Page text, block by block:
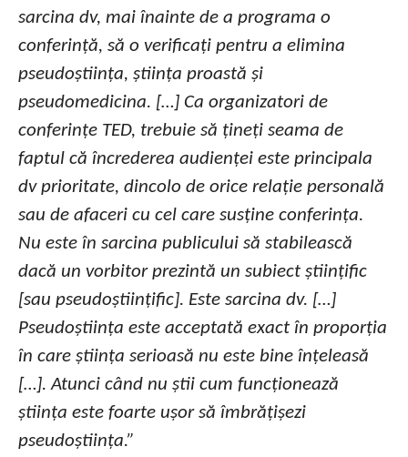
sarcina dv, mai înainte de a programa o
conferință, să o verificați pentru a elimina
pseudoștiința, știința proastă și
pseudomedicina. […] Ca organizatori de
conferințe TED, trebuie să țineți seama de
faptul că încrederea audienței este principala
dv prioritate, dincolo de orice relație personală
sau de afaceri cu cel care susține conferința.
Nu este în sarcina publicului să stabilească
dacă un vorbitor prezintă un subiect științific
[sau pseudoștiințific]. Este sarcina dv. […]
Pseudoștiința este acceptată exact în proporția
în care știința serioasă nu este bine înțeleasă
[…]. Atunci când nu știi cum funcționează
știința este foarte ușor să îmbrățișezi
pseudoștiința.”